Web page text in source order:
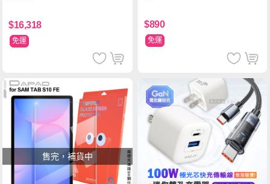
$16,318
免運
$890
免運
售完，補貨中